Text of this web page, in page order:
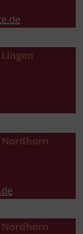
Lingen
Nordhorn
Nordhorn